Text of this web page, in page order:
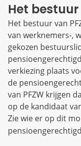
Het bestuur
Het bestuur van
van werknemers-,
gekozen
verkiezing plaats
de
van PFZW krijgen
op de kandidaat
Zie wie er op dit